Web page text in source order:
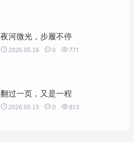
夜河微光，步履不停
 2026.05.16  0 771
翻过一页，又是一程
 2026.05.15  0  813